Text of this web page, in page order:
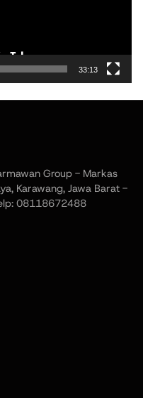
33:13
Group - Markas
Karawang, Jawa Barat -
08118672488